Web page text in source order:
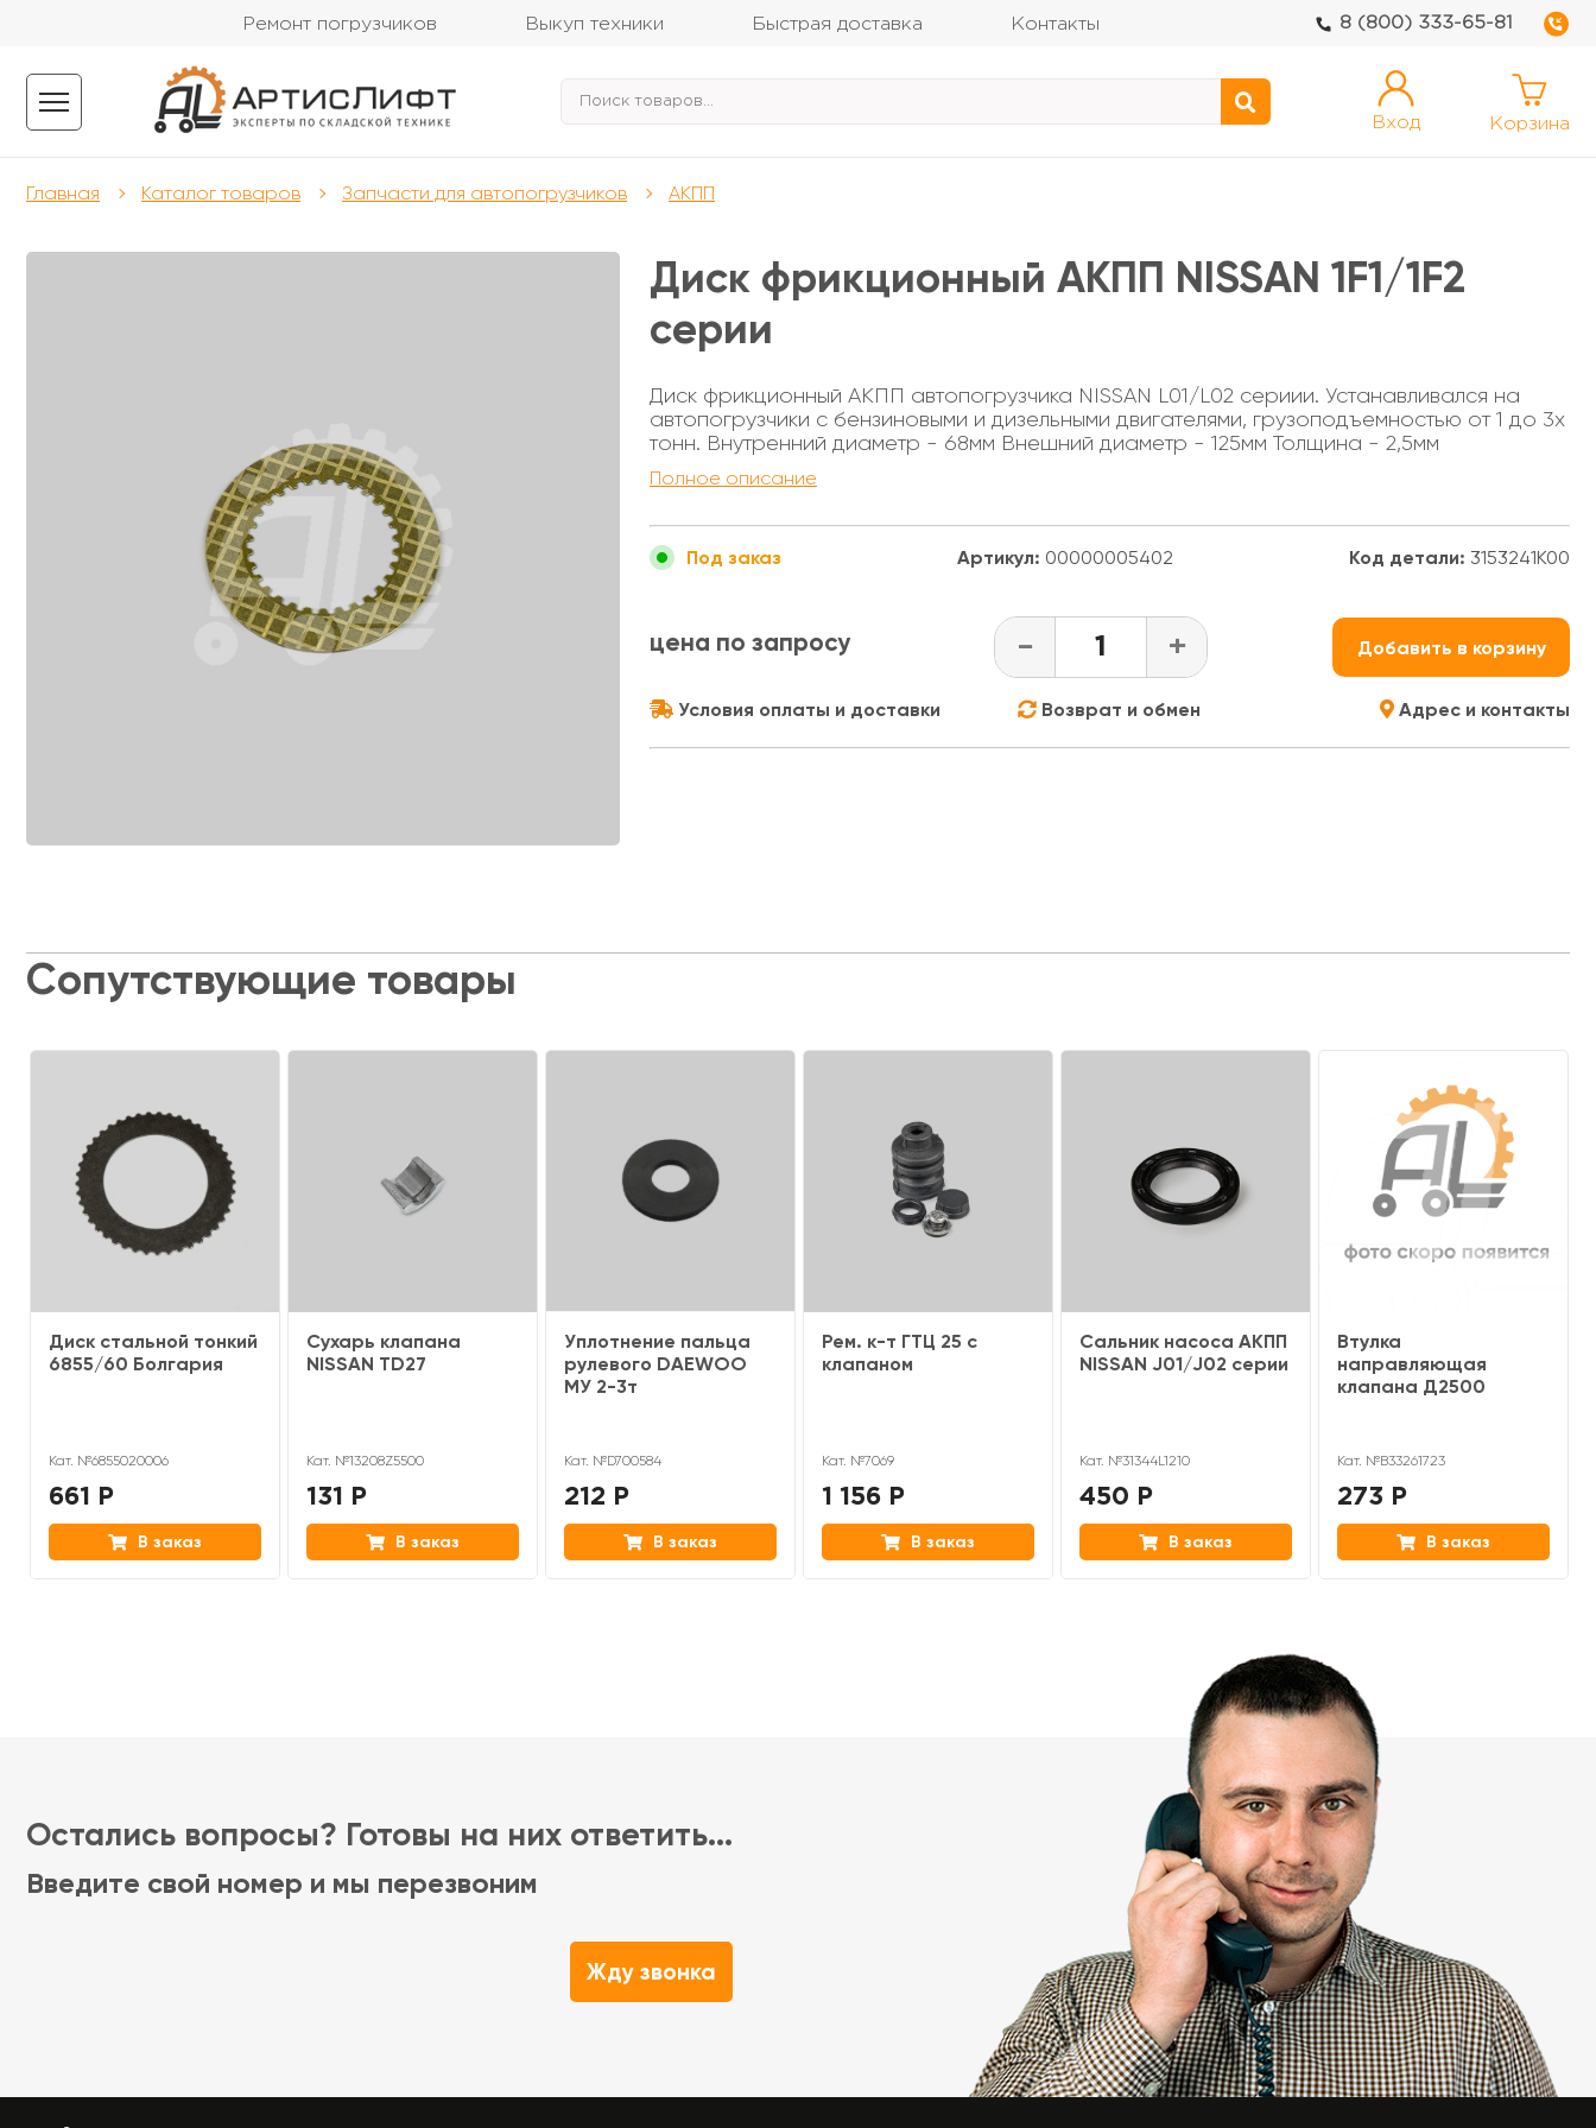
Ремонт погрузчиков Выкуп техники Быстрая доставка Контакты 8 (800) 333-65-81
Вход Корзина
Главная Каталог товаров Запчасти для автопогрузчиков АКПП
Диск фрикционный АКПП NISSAN 1F1/1F2
серии
Диск фрикционный АКПП автопогрузчика NISSAN L01/L02 сериии. Устанавливался на
автопогрузчики с бензиновыми и дизельными двигателями, грузоподъемностью от 1 до 3х
тонн. Внутренний диаметр - 68мм Внешний диаметр - 125мм Толщина - 2,5мм
Колличество зубьев - 41
Полное описание
Под заказ Артикул: 00000005402 Код детали: 3153241K00
цена по запросу - + Добавить в корзину
Условия оплаты и доставки Возврат и обмен Адрес и контакты
Сопутствующие товары
Диск стальной тонкий
6855/60 Болгария
Кат. №6855020006
661 Р
В заказ
Сухарь клапана
NISSAN TD27
Кат. №13208Z5500
131 Р
В заказ
Уплотнение пальца
рулевого DAEWOO
МУ 2-3т
Кат. №D700584
212 Р
В заказ
Рем. к-т ГТЦ 25 с
клапаном
Кат. №7069
1 156 Р
В заказ
Сальник насоса АКПП
NISSAN J01/J02 серии
Кат. №31344L1210
450 Р
В заказ
Втулка
направляющая
клапана Д2500
Кат. №В33261723
273 Р
В заказ
Остались вопросы? Готовы на них ответить...
Введите свой номер и мы перезвоним
Жду звонка